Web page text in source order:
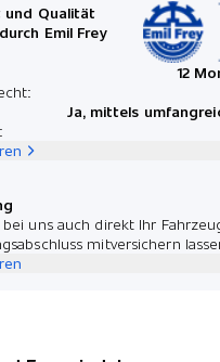
und Qualität
Emil Frey
12
Ja, mittels
uns auch direkt Ihr
mitversichern